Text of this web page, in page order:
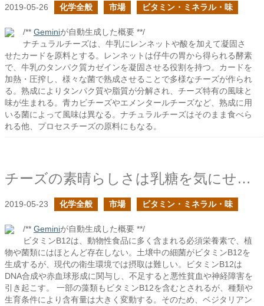
2019-05-26 化学全般 市場 ビタミン・ミネラル・味
/** Geminiが自動生成した概要 **/
ナチュラルチーズは、牛乳にレンネットや酸を加えて凝固さ
せたカードを原料とする。レンネットは仔牛の胃から得られる酵素
で、牛乳のタンパク質カゼインを凝固させる役割を持つ。カードを
加熱・圧搾し、様々な菌で熟成させることで多様なチーズが作られ
る。熟成によりタンパク質や脂質が分解され、チーズ特有の風味と
味が生まれる。青カビチーズやエメンタールチーズなど、熟成に用
いる菌によって風味は異なる。ナチュラルチーズはそのまま食べら
れる他、プロセスチーズの原料にもなる。
チーズの素晴らしさは乳糖を気にせず栄養を確保できること
2019-05-23 化学全般 市場 ビタミン・ミネラル・味
/** Geminiが自動生成した概要 **/
ビタミンB12は、動物性食品に多く含まれる必須栄養素で、植
物や菌類にはほとんど存在しない。土壌中の細菌がビタミンB12を
生成するが、現代の衛生環境では摂取は難しい。ビタミンB12は
DNA合成や赤血球形成に関与し、不足すると悪性貧血や神経障害を
引き起こす。 一部の藻類もビタミンB12を含むとされるが、種類や
生育条件により含有量は大きく変動する。そのため、ベジタリアン